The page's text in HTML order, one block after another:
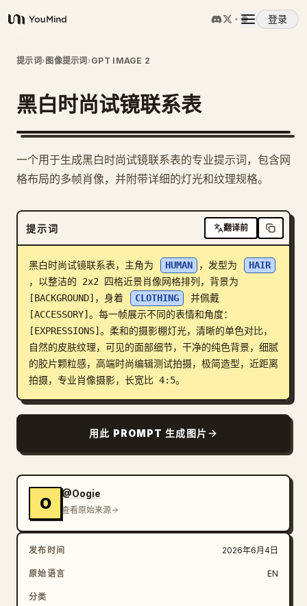
YouMind
登录
概览
使用案例
定价
下载
博客
更新
提示词› 图像提示词 ›GPT IMAGE 2
黑白时尚试镜联系表
一个用于生成黑白时尚试镜联系表的专业提示词，包含网
格布局的多帧肖像，并附带详细的灯光和纹理规格。
提示词 翻译前
黑白时尚试镜联系表，主角为 HUMAN ，发型为
HAIR
，以整洁的 2x2 四格近景肖像网格排列，背景为
[BACKGROUND]，身着
CLOTHING
并佩戴
[ACCESSORY]。每一帧展示不同的表情和角度：
[EXPRESSIONS]。柔和的摄影棚灯光，清晰的单色对比，
自然的皮肤纹理，可见的面部细节，干净的纯色背景，细腻
的胶片颗粒感，高端时尚编辑测试拍摄，极简造型，近距离
拍摄，专业肖像摄影，长宽比 4:5。
用此 PROMPT 生成图片
O
@Oogie
查看原始来源
发布时间 2026年6月4日
原始语言 EN
分类